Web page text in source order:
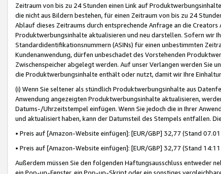
Zeitraum von bis zu 24 Stunden einen Link auf
die nicht aus Bildern bestehen, für einen Zeitraum von bis zu 24
Ablauf dieses Zeitraums durch entsprechende Anfrage an die
Produktwerbungsinhalte aktualisieren und neu darstellen. Sofern wir
Standardidentifikationsnummern (ASINs) für einen unbestimmten
Kundenanwendung, dürfen unbeschadet des Vorstehenden
Zwischenspeicher abgelegt werden. Auf unser Verlangen werden Sie
die Produktwerbungsinhalte enthält oder nutzt, damit wir Ihre
(i) Wenn Sie seltener als stündlich Produktwerbungsinhalte aus
Anwendung angezeigten Produktwerbungsinhalte aktualisieren,
Datums-/Uhrzeitstempel einfügen. Wenn Sie jedoch die in Ihrer
und aktualisiert haben, kann der Datumsteil des Stempels entfallen.
• Preis auf [Amazon-Website einfügen]: [EUR/GBP] 32,77 (Stand
• Preis auf [Amazon-Website einfügen]: [EUR/GBP] 32,77 (Stand
Außerdem müssen Sie den folgenden Haftungsausschluss entweder
ein Pop-up-Fenster, ein Pop-up-Skript oder ein sonstiges